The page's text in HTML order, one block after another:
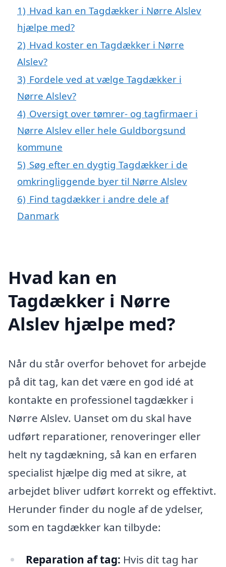
1) Hvad kan en Tagdækker i Nørre Alslev
hjælpe med?
2) Hvad koster en Tagdækker i Nørre
Alslev?
3) Fordele ved at vælge Tagdækker i
Nørre Alslev?
4) Oversigt over tømrer- og tagfirmaer i
Nørre Alslev eller hele Guldborgsund
kommune
5) Søg efter en dygtig Tagdækker i de
omkringliggende byer til Nørre Alslev
6) Find tagdækker i andre dele af
Danmark
Hvad kan en
Tagdækker i Nørre
Alslev hjælpe med?
Når du står overfor behovet for arbejde
på dit tag, kan det være en god idé at
kontakte en professionel tagdækker i
Nørre Alslev. Uanset om du skal have
udført reparationer, renoveringer eller
helt ny tagdækning, så kan en erfaren
specialist hjælpe dig med at sikre, at
arbejdet bliver udført korrekt og effektivt.
Herunder finder du nogle af de ydelser,
som en tagdækker kan tilbyde:
Reparation af tag: Hvis dit tag har